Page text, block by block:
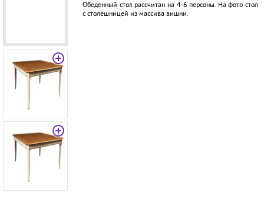
Обеденный стол рассчитан на 4-6 персоны. На фото стол
с столешницей из массива вишни.